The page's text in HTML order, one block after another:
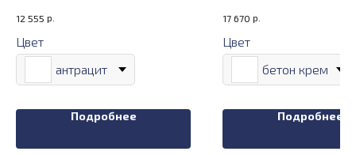
12 555 р.
Цвет
антрацит
Подробнее
17 670 р.
Цвет
бетон крем
Подробнее